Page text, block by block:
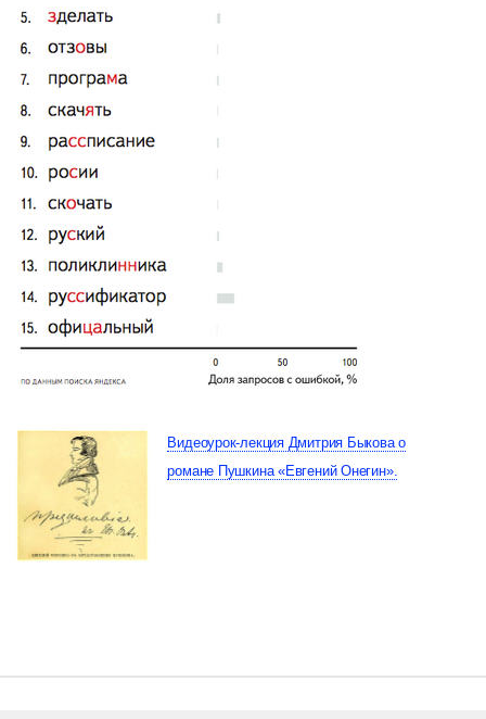
Видеоурок-лекция Дмитрия Быкова о
романе Пушкина «Евгений Онегин».